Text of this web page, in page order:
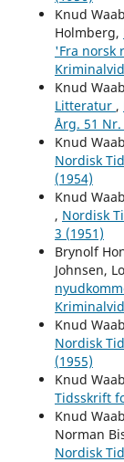
Knud
Holmberg,
'Fra norsk
Knud
Litteratur ,
Årg. 51
Knud
Nordisk
(1954)
Knud
, Nordisk
3 (1951)
Brynolf
Johnsen,
Knud
Nordisk
(1955)
Knud
Tidsskrift
Knud
Norman
Nordisk